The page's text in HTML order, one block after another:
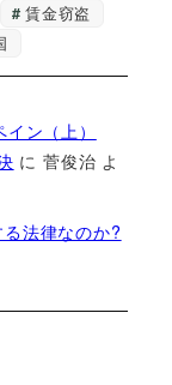
賃金窃盗
ン（上）
に菅俊治 よ
法律なのか?